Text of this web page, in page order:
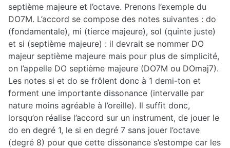
septième majeure et l’octave. Prenons l’exemple du
DO7M. L’accord se compose des notes suivantes : do
(fondamentale), mi (tierce majeure), sol (quinte juste)
et si (septième majeure) : il devrait se nommer DO
majeur septième majeure mais pour plus de simplicité,
on l’appelle DO septième majeure (DO7M ou DOmaj7).
Les notes si et do se frôlent donc à 1 demi-ton et
forment une importante dissonance (intervalle par
nature moins agréable à l’oreille). Il suffit donc,
lorsqu’on réalise l’accord sur un instrument, de jouer le
do en degré 1, le si en degré 7 sans jouer l’octave
(degré 8) pour que cette dissonance s’estompe car les